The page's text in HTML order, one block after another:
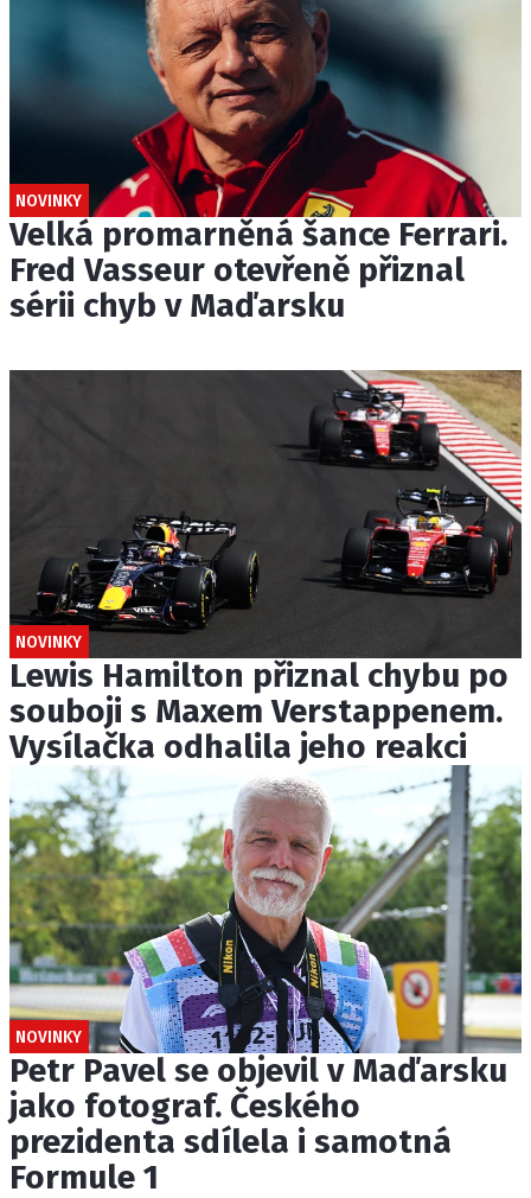
NOVINKY
Velká promarněná šance Ferrari.
Fred Vasseur otevřeně přiznal
sérii chyb v Maďarsku
NOVINKY
Lewis Hamilton přiznal chybu po
souboji s Maxem Verstappenem.
Vysílačka odhalila jeho reakci
NOVINKY
Petr Pavel se objevil v Maďarsku
jako fotograf. Českého
prezidenta sdílela i samotná
Formule 1